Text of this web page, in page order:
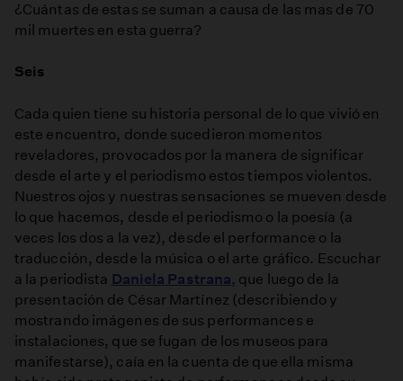
¿Cuántas de estas se suman a causa de las mas de 70
mil muertes en esta guerra?
Seis
Cada quien tiene su historia personal de lo que vivió en
este encuentro, donde sucedieron momentos
reveladores, provocados por la manera de significar
desde el arte y el periodismo estos tiempos violentos.
Nuestros ojos y nuestras sensaciones se mueven desde
lo que hacemos, desde el periodismo o la poesía (a
veces los dos a la vez), desde el performance o la
traducción, desde la música o el arte gráfico. Escuchar
a la periodista Daniela Pastrana, que luego de la
presentación de César Martínez (describiendo y
mostrando imágenes de sus performances e
instalaciones, que se fugan de los museos para
manifestarse), caía en la cuenta de que ella misma